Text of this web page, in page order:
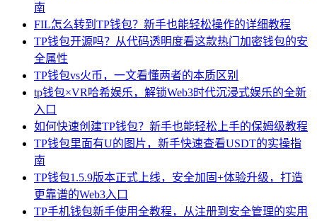
南
FIL怎么转到TP钱包？新手也能轻松操作的详细教程
TP钱包开源吗？从代码透明度看这款热门加密钱包的安
全属性
TP钱包vs火币，一文看懂两者的本质区别
tp钱包×VR哈希娱乐，解锁Web3时代沉浸式娱乐的全新
入口
如何快速创建TP钱包？新手也能轻松上手的保姆级教程
TP钱包里面有U的图片，新手快速查看USDT的实操指
南
TP钱包1.5.9版本正式上线，安全加固+体验升级，打造
更靠谱的Web3入口
TP手机钱包新手使用全教程，从注册到安全管理的实用